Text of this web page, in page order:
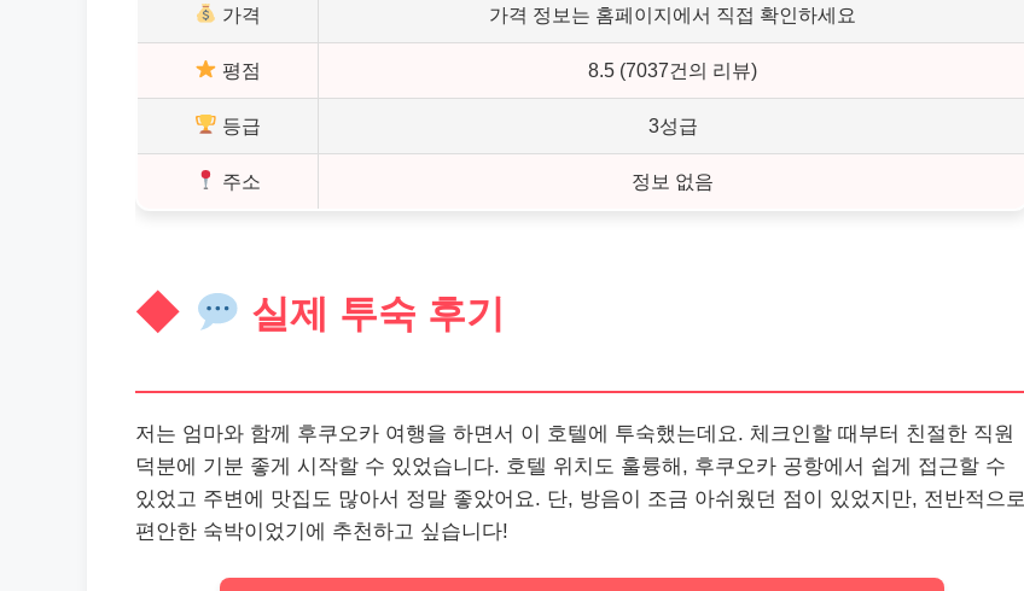
가격 가격 정보는 홈페이지에서 직접 확인하세요
평점 8.5 (7037건의 리뷰)
등급 3성급
주소 정보 없음
실제 투숙 후기
저는 엄마와 함께 후쿠오카 여행을 하면서 이 호텔에 투숙했는데요. 체크인할 때부터 친절한 직원
덕분에 기분 좋게 시작할 수 있었습니다. 호텔 위치도 훌륭해, 후쿠오카 공항에서 쉽게 접근할 수
있었고 주변에 맛집도 많아서 정말 좋았어요. 단, 방음이 조금 아쉬웠던 점이 있었지만, 전반적으로
편안한 숙박이었기에 추천하고 싶습니다!